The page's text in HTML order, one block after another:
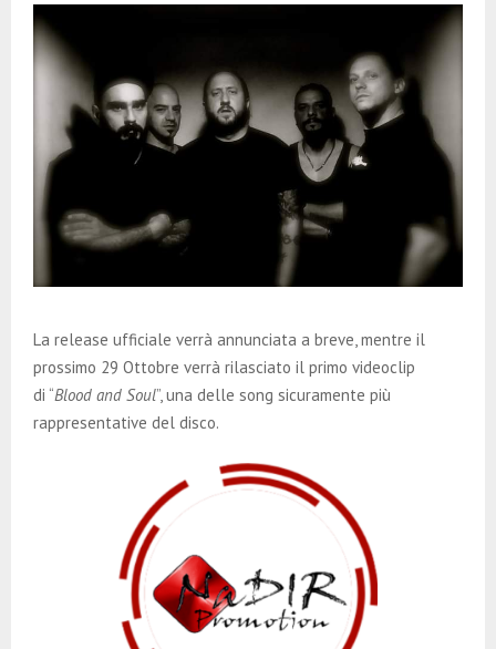
La release ufficiale verrà annunciata a breve, mentre il
prossimo 29 Ottobre verrà rilasciato il primo videoclip
di “Blood and Soul”, una delle song sicuramente più
rappresentative del disco.